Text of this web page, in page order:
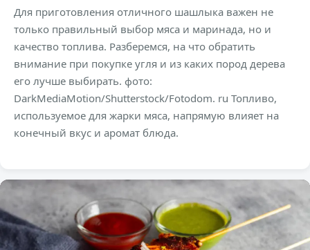
Для приготовления отличного шашлыка важен не
только правильный выбор мяса и маринада, но и
качество топлива. Разберемся, на что обратить
внимание при покупке угля и из каких пород дерева
его лучше выбирать. фото:
DarkMediaMotion/Shutterstock/Fotodom. ru Топливо,
используемое для жарки мяса, напрямую влияет на
конечный вкус и аромат блюда.